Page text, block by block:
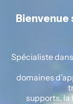
Bienvenue
Spécialiste
domaines
supports, la